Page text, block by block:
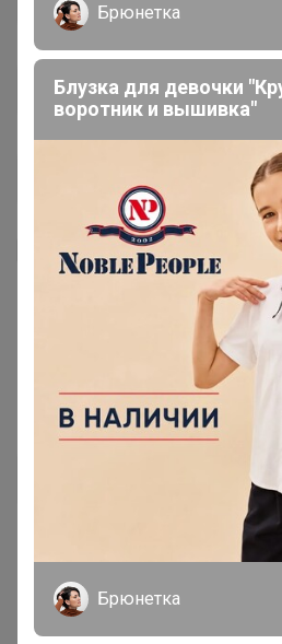
Я внимательно ознакомлен
с условиями членства в
вступления,
Правила
Соглашение пользователя
конфиденциальности,
данных.
Брюнетка
Блузка для девочки
воротник и вышивка"
Брюнетка